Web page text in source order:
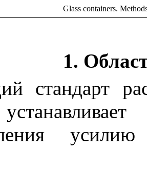
Glass containers.
1.
стандарт
устанавливает
усилию